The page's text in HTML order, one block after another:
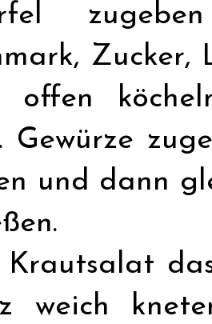
offen
Gewürze
und dann
Krautsalat
weich